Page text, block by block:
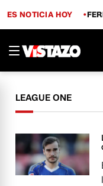
ES NOTICIA HOY
LEAGUE ONE